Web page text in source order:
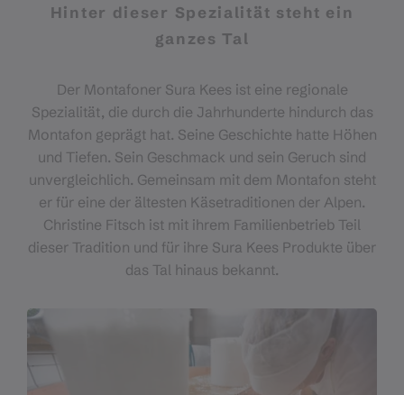
Hinter dieser Spezialität steht ein
ganzes Tal
Der Montafoner Sura Kees ist eine regionale
Spezialität, die durch die Jahrhunderte hindurch das
Montafon geprägt hat. Seine Geschichte hatte Höhen
und Tiefen. Sein Geschmack und sein Geruch sind
unvergleichlich. Gemeinsam mit dem Montafon steht
er für eine der ältesten Käsetraditionen der Alpen.
Christine Fitsch ist mit ihrem Familienbetrieb Teil
dieser Tradition und für ihre Sura Kees Produkte über
das Tal hinaus bekannt.